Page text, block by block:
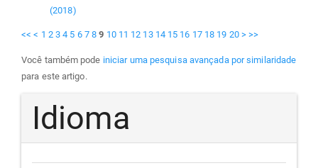
(2018)
<< < 1 2 3 4 5 6 7 8 9 10 11 12 13 14 15 16 17 18 19 20 > >>
Você também pode iniciar uma pesquisa avançada por similaridade
para este artigo.
Idioma